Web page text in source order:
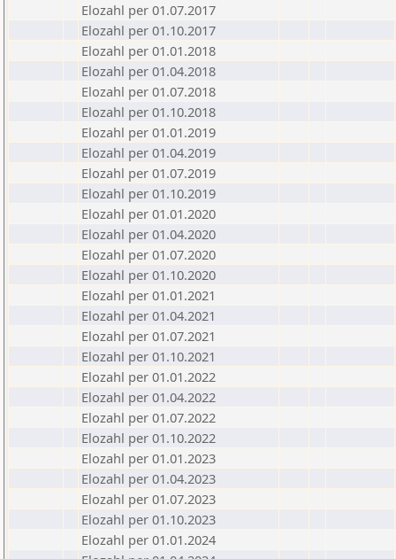
Elozahl per 01.07.2017
Elozahl per 01.10.2017
Elozahl per 01.01.2018
Elozahl per 01.04.2018
Elozahl per 01.07.2018
Elozahl per 01.10.2018
Elozahl per 01.01.2019
Elozahl per 01.04.2019
Elozahl per 01.07.2019
Elozahl per 01.10.2019
Elozahl per 01.01.2020
Elozahl per 01.04.2020
Elozahl per 01.07.2020
Elozahl per 01.10.2020
Elozahl per 01.01.2021
Elozahl per 01.04.2021
Elozahl per 01.07.2021
Elozahl per 01.10.2021
Elozahl per 01.01.2022
Elozahl per 01.04.2022
Elozahl per 01.07.2022
Elozahl per 01.10.2022
Elozahl per 01.01.2023
Elozahl per 01.04.2023
Elozahl per 01.07.2023
Elozahl per 01.10.2023
Elozahl per 01.01.2024